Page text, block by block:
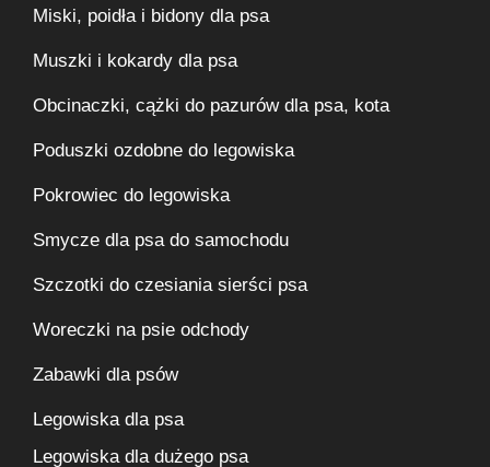
Miski, poidła i bidony dla psa
Muszki i kokardy dla psa
Obcinaczki, cążki do pazurów dla psa, kota
Poduszki ozdobne do legowiska
Pokrowiec do legowiska
Smycze dla psa do samochodu
Szczotki do czesiania sierści psa
Woreczki na psie odchody
Zabawki dla psów
Legowiska dla psa
Legowiska dla dużego psa